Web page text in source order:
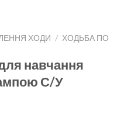
ХОДИ / ХОДЬБА ПО
навчання
С/У